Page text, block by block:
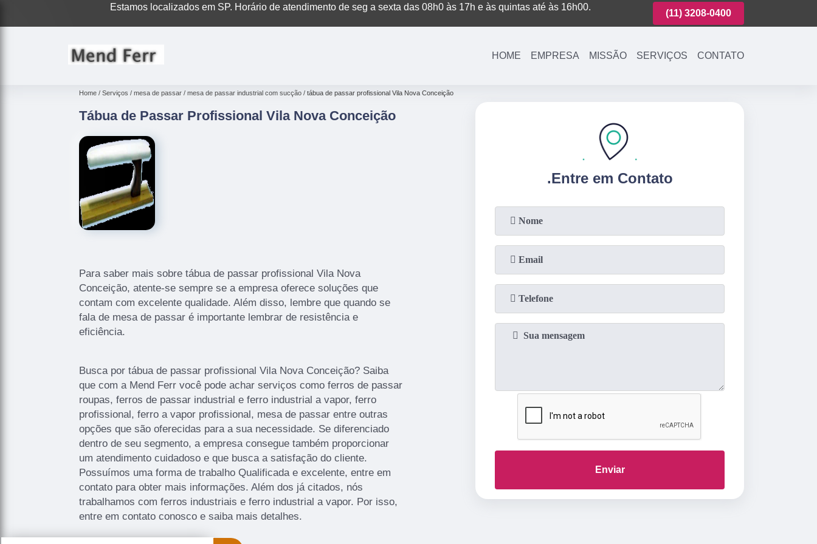
Estamos localizados em SP. Horário de atendimento de seg a sexta das 08h0 às 17h e às quintas até às 16h00.
(11)3221-7003 (11) 3208-0400 (11)3221-7003 (11) 3208-0400
HOME EMPRESA MISSÃO SERVIÇOS CONTATO
Home Serviços mesa de passar mesa de passar industrial com sucção tábua de passar profissional Vila Nova Conceição
Tábua de Passar Profissional Vila Nova Conceição
Para saber mais sobre tábua de passar profissional Vila Nova
Conceição, atente-se sempre se a empresa oferece soluções que
contam com excelente qualidade. Além disso, lembre que quando se
fala de mesa de passar é importante lembrar de resistência e
eficiência.
Busca por tábua de passar profissional Vila Nova Conceição? Saiba
que com a Mend Ferr você pode achar serviços como ferros de passar
roupas, ferros de passar industrial e ferro industrial a vapor, ferro
profissional, ferro a vapor profissional, mesa de passar entre outras
opções que são oferecidas para a sua necessidade. Se diferenciado
dentro de seu segmento, a empresa consegue também proporcionar
um atendimento cuidadoso e que busca a satisfação do cliente.
Possuímos uma forma de trabalho Qualificada e excelente, entre em
contato para obter mais informações. Além dos já citados, nós
trabalhamos com ferros industriais e ferro industrial a vapor. Por isso,
entre em contato conosco e saiba mais detalhes.
.Entre em Contato
Enviar